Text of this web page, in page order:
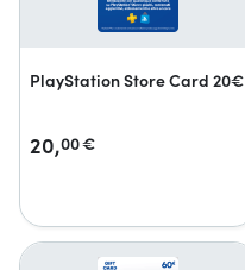
PlayStation Store Card 20€
20,00€